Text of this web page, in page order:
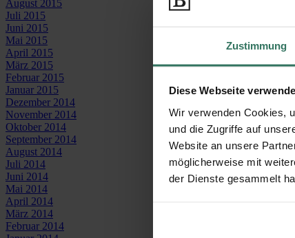
Zustimmung
Diese Webseite
Wir verwenden Cookies,
und die Zugriffe auf
Website an unsere
möglicherweise mit
der Dienste gesammelt
August 2015
Juli 2015
Juni 2015
Mai 2015
April 2015
März 2015
Februar 2015
Januar 2015
Dezember 2014
November 2014
Oktober 2014
September 2014
August 2014
Juli 2014
Juni 2014
Mai 2014
April 2014
März 2014
Februar 2014